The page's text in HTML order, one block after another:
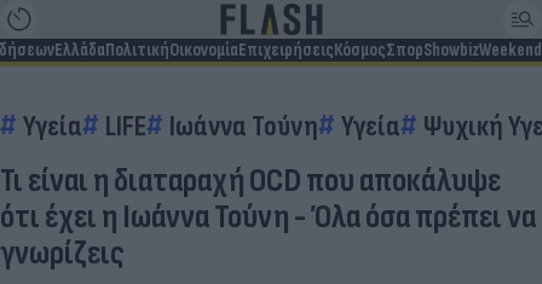
ΕλλάδαΠολιτικήΟικονομίαΕπιχειρήσειςΚόσμοςΣπορShowbizWeekend
Υγεία LIFE Ιωάννα Τούνη Υγεία Ψυχική
Τι είναι η διαταραχή OCD που αποκάλυψε
ότι έχει η Ιωάννα Τούνη - Όλα όσα πρέπει να
γνωρίζεις